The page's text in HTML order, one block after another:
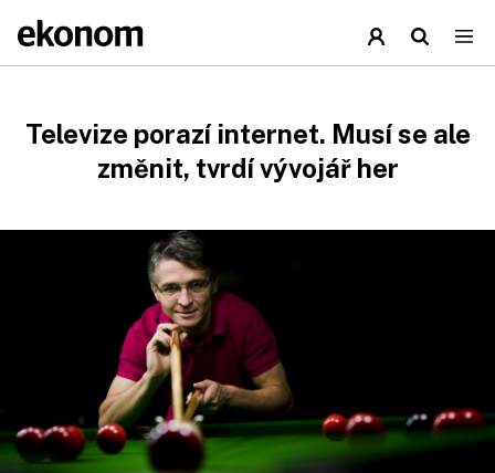
Televize porazí internet. Musí se ale
změnit, tvrdí vývojář her